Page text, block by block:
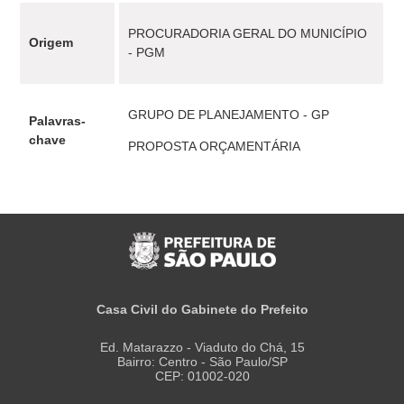
Origem
PROCURADORIA GERAL DO MUNICÍPIO
- PGM
Palavras-
chave
GRUPO DE PLANEJAMENTO - GP
PROPOSTA ORÇAMENTÁRIA
Casa Civil do Gabinete do Prefeito
Ed. Matarazzo - Viaduto do Chá, 15
Bairro: Centro - São Paulo/SP
CEP: 01002-020